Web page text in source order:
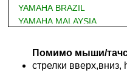
YAMAHA BRAZIL
YAMAHA MALAYSIA
BMWПомимо мыши/
стрелки